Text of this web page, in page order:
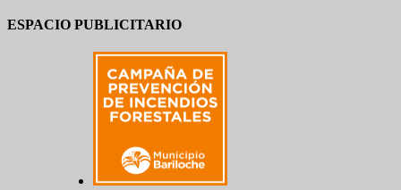
ESPACIO PUBLICITARIO